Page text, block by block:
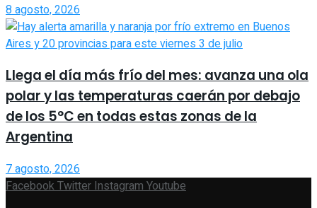
8 agosto, 2026
Llega el día más frío del mes: avanza una ola
polar y las temperaturas caerán por debajo
de los 5°C en todas estas zonas de la
Argentina
7 agosto, 2026
FacebookTwitterInstagramYoutube